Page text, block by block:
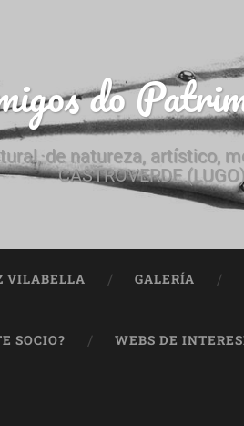
do
de natureza, artístico,
CASTROVERDE
VILABELLA GALERÍA
SOCIO? WEBS DE